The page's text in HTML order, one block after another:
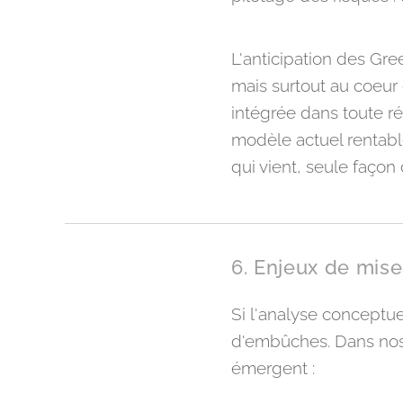
L'anticipation des
mais surtout au
intégrée dans toute
modèle actuel
qui vient, seule façon
6. Enjeux de
Si l'analyse
d'embûches. Dans
émergent :